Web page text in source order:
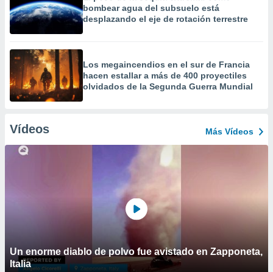
bombear agua del subsuelo está
desplazando el eje de rotación terrestre
Los megaincendios en el sur de Francia
hacen estallar a más de 400 proyectiles
olvidados de la Segunda Guerra Mundial
Vídeos Más Vídeos
Un enorme diablo de polvo fue avistado en Zapponeta,
Italia